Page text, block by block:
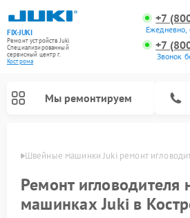
FIX-JUKI
Ремонт устройств Juki
Специализированный
cервисный центр г.
Кострома
+7
+7
Звонок
Мы ремонтируем
Швейные машинки Juki ремонт
Ремонт
машинках Juki в